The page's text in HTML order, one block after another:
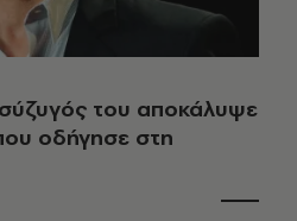
του αποκάλυψε
οδήγησε στη